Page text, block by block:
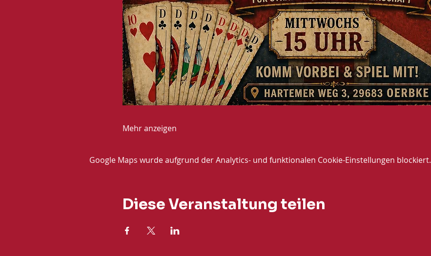
Mehr anzeigen
Google Maps wurde aufgrund der Analytics- und funktionalen Cookie-Einstellungen blockiert.
Diese Veranstaltung teilen